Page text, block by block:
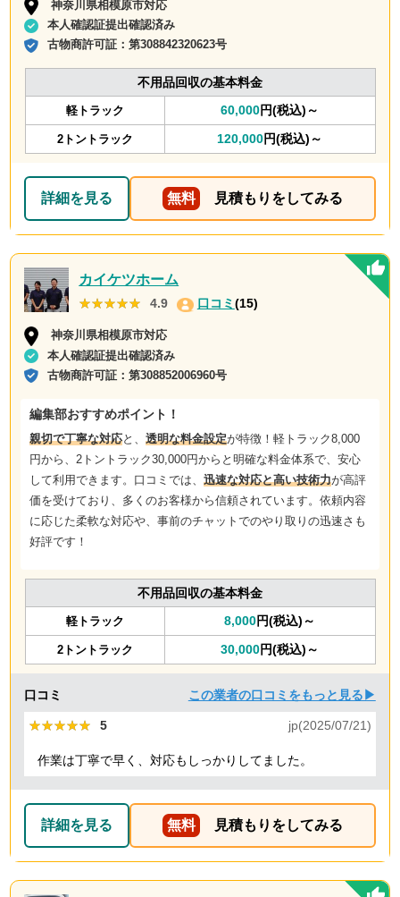
神奈川県相模原市対応
本人確認証提出確認済み
古物商許可証：第308842320623号
不用品回収の基本料金
軽トラック 60,000円(税込)～
2トントラック 120,000円(税込)～
詳細を見る 無料 見積もりをしてみる
カイケツホーム
★★★★★
★★★★★ 4.9 口コミ(15)
神奈川県相模原市対応
本人確認証提出確認済み
古物商許可証：第308852006960号
編集部おすすめポイント！
親切で丁寧な対応と、 透明な料金設定が特徴！軽トラック8,000
円から、2トントラック30,000円からと明確な料金体系で、安心
して利用できます。口コミでは、 迅速な対応と高い技術力が高評
価を受けており、多くのお客様から信頼されています。依頼内容
に応じた柔軟な対応や、事前のチャットでのやり取りの迅速さも
好評です！
不用品回収の基本料金
軽トラック 8,000円(税込)～
2トントラック 30,000円(税込)～
口コミ この業者の口コミをもっと見る▶
★★★★★
★★★★★ 5 jp(2025/07/21)
作業は丁寧で早く、対応もしっかりしてました。
詳細を見る 無料 見積もりをしてみる